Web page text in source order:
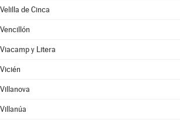
Velilla de Cinca
Vencillón
Viacamp y Litera
Vicién
Villanova
Villanúa